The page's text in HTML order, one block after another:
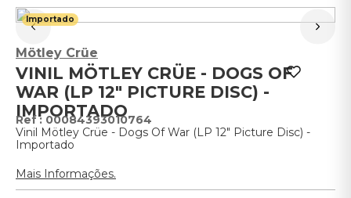
Importado
Mötley Crüe
VINIL MÖTLEY CRÜE - DOGS OF
WAR (LP 12" PICTURE DISC) -
IMPORTADO
: 00084393010764
Vinil Mötley Crüe - Dogs Of War (LP 12" Picture Disc) -
Importado
Mais Informações.